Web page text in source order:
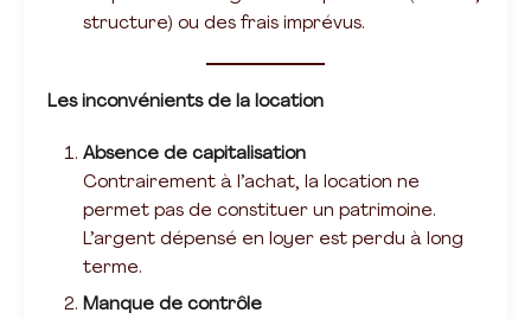
structure) ou des frais imprévus.
Les inconvénients de la location
Absence de capitalisation
Contrairement à l’achat, la location ne
permet pas de constituer un patrimoine.
L’argent dépensé en loyer est perdu à long
terme.
Manque de contrôle